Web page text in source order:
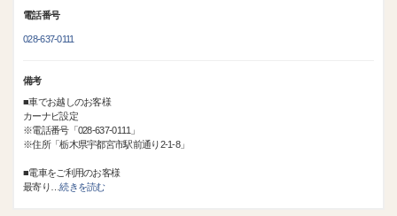
電話番号
028-637-0111
備考
■車でお越しのお客様
カーナビ設定
※電話番号「028-637-0111」
※住所「栃木県宇都宮市駅前通り2-1-8」
■電車をご利用のお客様
最寄り…続きを読む